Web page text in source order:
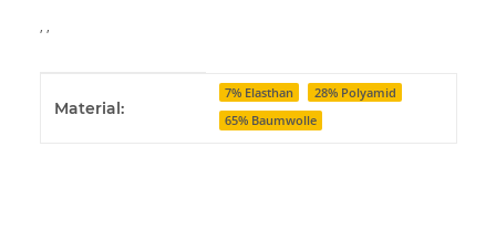
, ,
Material:
7% Elasthan
28% Polyamid
65% Baumwolle